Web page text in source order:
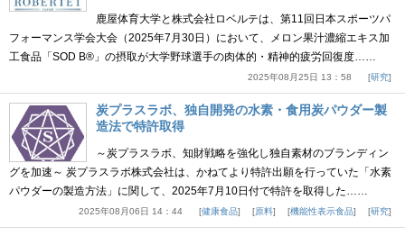
鹿屋体育大学と株式会社ロベルテは、第11回日本スポーツパ
フォーマンス学会大会（2025年7月30日）において、メロン果汁濃縮エキス加
工食品「SOD B®」の摂取が大学野球選手の肉体的・精神的疲労回復度……
2025年08月25日 13：58 研究
炭プラスラボ、独自開発の水素・食用炭パウダー製
造法で特許取得
～炭プラスラボ、知財戦略を強化し独自素材のブランディン
グを加速～ 炭プラスラボ株式会社は、かねてより特許出願を行っていた「水素
パウダーの製造方法」に関して、2025年7月10日付で特許を取得した……
2025年08月06日 14：44 健康食品 原料 機能性表示食品 研究